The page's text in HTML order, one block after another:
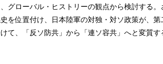
グローバル・ヒストリーの観点から検討する。
を位置付け、日本陸軍の対独・対ソ政策が、第
て、「反ソ防共」から「連ソ容共」へと変質す